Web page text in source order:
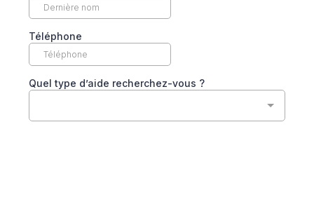
Téléphone
Quel type d’aide recherchez-vous ?